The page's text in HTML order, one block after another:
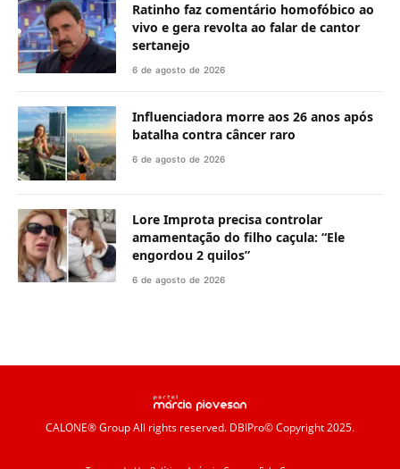
Ratinho faz comentário homofóbico ao
vivo e gera revolta ao falar de cantor
sertanejo
6 de agosto de 2026
Influenciadora morre aos 26 anos após
batalha contra câncer raro
6 de agosto de 2026
Lore Improta precisa controlar
amamentação do filho caçula: “Ele
engordou 2 quilos”
6 de agosto de 2026
CALONE® GroupAll rights reserved. DBIPro© Copyright 2025.